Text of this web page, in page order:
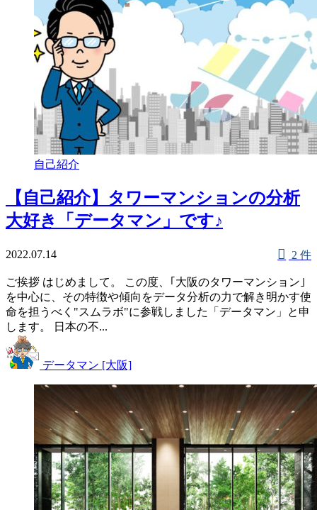
自己紹介
【自己紹介】タワーマンションの分析
大好き「データマン」です♪
2022.07.14 2 件
ご挨拶 はじめまして。 この度、｢大阪のタワーマンション｣
を中心に、その特徴や傾向をデータ分析の力で解き明かす使
命を担うべく"スムラボ"に参戦しました「データマン」と申
します。 日本の不...
データマン [大阪]